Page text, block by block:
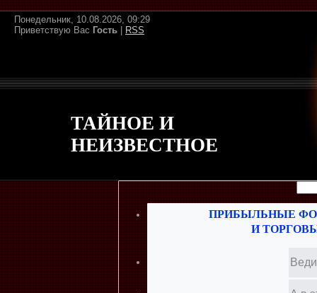
Понедельник, 10.08.2026, 09:29
Приветствую Вас Гость RSS
ТАЙНОЕ И
НЕИЗВЕСТНОЕ
ПРИБЫЛЬНЫЕ
И